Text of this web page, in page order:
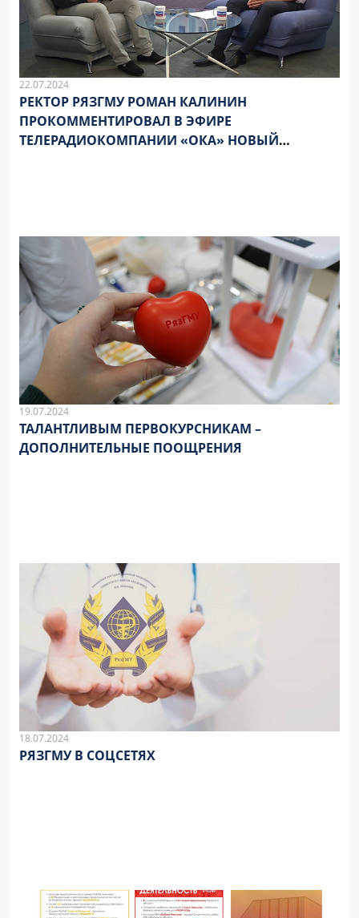
22.07.2024
РЕКТОР РЯЗГМУ РОМАН КАЛИНИН
ПРОКОММЕНТИРОВАЛ В ЭФИРЕ
ТЕЛЕРАДИОКОМПАНИИ «ОКА» НОВЫЙ
19.07.2024
ТАЛАНТЛИВЫМ ПЕРВОКУРСНИКАМ –
ДОПОЛНИТЕЛЬНЫЕ ПООЩРЕНИЯ
18.07.2024
РЯЗГМУ В СОЦСЕТЯХ